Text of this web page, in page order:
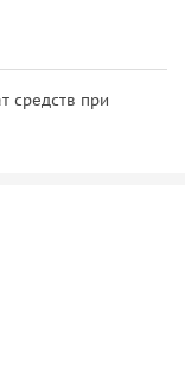
средств при